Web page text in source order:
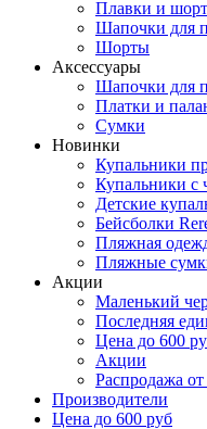
Плавки и
Шапочки для
Шорты
Аксессуары
Шапочки для
Платки и
Сумки
Новинки
Купальники
Купальники с
Детские
Бейсболки
Пляжная
Пляжные
Акции
Маленький
Последняя
Цена до 600
Акции
Распродажа
Производители
Цена до 600 руб